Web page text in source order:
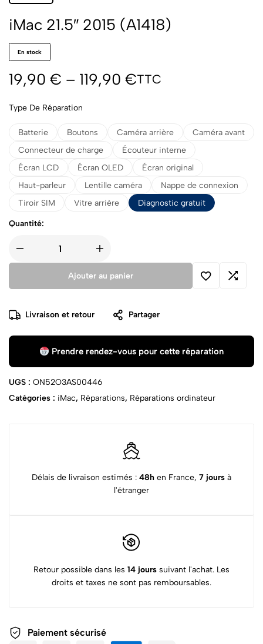
iMac 21.5″ 2015 (A1418)
En stock
19,90 € – 119,90 €TTC
Type De Réparation
Batterie Boutons Caméra arrière
Caméra avant
Connecteur de charge
Écouteur interne
Écran LCD
Écran OLED
Écran original
Haut-parleur
Lentille caméra
Nappe de connexion
Tiroir SIM
Vitre arrière Diagnostic gratuit
Quantité:
Ajouter au panier
Livraison et retour Partager
Prendre rendez-vous pour cette réparation
UGS : ON52O3AS00446
Catégories : iMac, Réparations, Réparations ordinateur
Délais de livraison estimés : 48h en France, 7 jours à
l'étranger
Retour possible dans les 14 jours suivant l'achat. Les
droits et taxes ne sont pas remboursables.
Paiement sécurisé